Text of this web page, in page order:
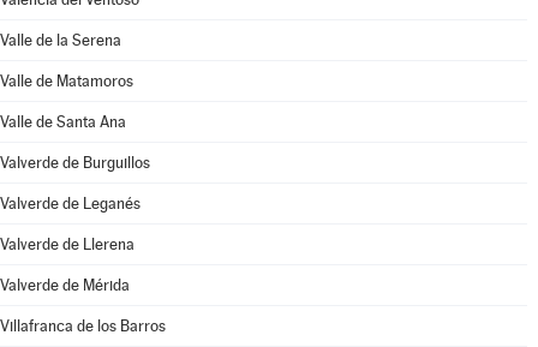
Valle de la Serena
Valle de Matamoros
Valle de Santa Ana
Valverde de Burguillos
Valverde de Leganés
Valverde de Llerena
Valverde de Mérida
Villafranca de los Barros